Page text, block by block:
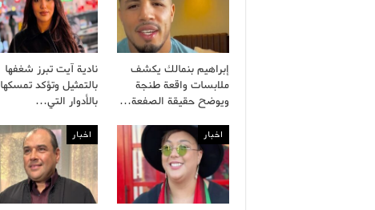
إبراهيم بنمالك يكشف
ملابسات واقعة طنجة
ويوضح حقيقة الصفعة…
نادية آيت تبرز شغفها
بالتمثيل وتؤكد تمسكها
بالأدوار التي…
اخبار اخبار